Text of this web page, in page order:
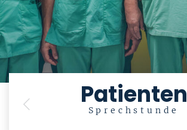
Patienten
Sprechstunde
Previous